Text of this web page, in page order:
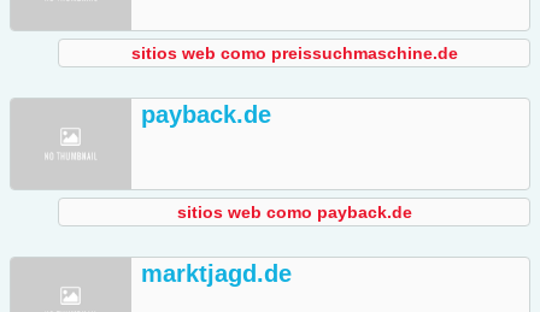
sitios web como preissuchmaschine.de
payback.de
sitios web como payback.de
marktjagd.de